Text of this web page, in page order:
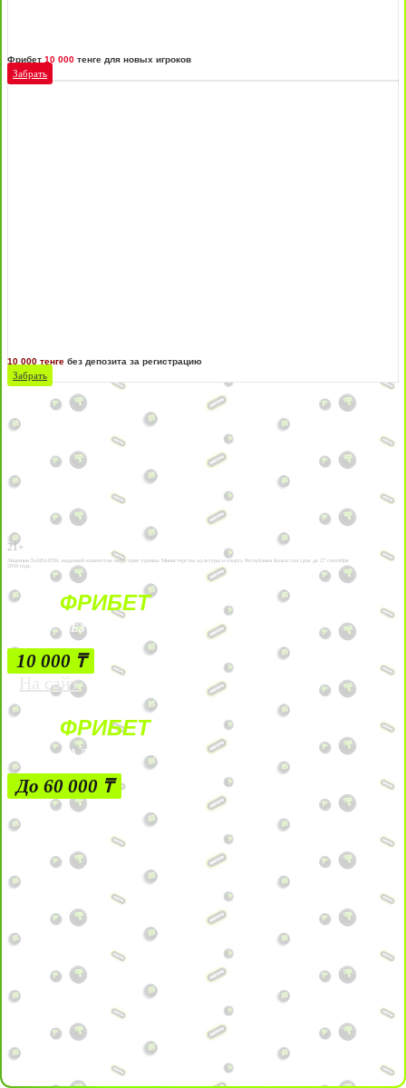
Фрибет 10 000 тенге для новых игроков
Забрать
10 000 тенге без депозита за регистрацию
Забрать
21+
Лицензии №24514359, выданной комитетом индустрии туризма Министерства культуры и спорта Республики Казахстан срок до 27 сентября
2034 года.
ФРИБЕТ
БЕЗ УСЛОВИЙ
10 000 ₸
На сайт
ФРИБЕТ
ЗА ДЕПОЗИТЫ
До 60 000 ₸